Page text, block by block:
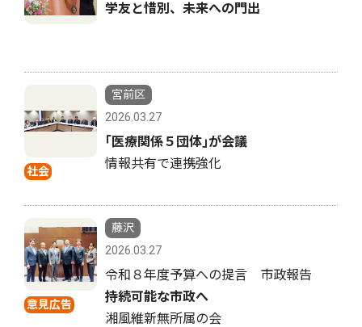
学友と惜別、未来への門出
社会
宮前区
2026.03.27
｢医療関係５団体｣が会議
情報共有で連携強化
意見広告
藤沢
2026.03.27
令和８年度予算への提言 市政報告
持続可能な市政へ
湘風維新無所属の会